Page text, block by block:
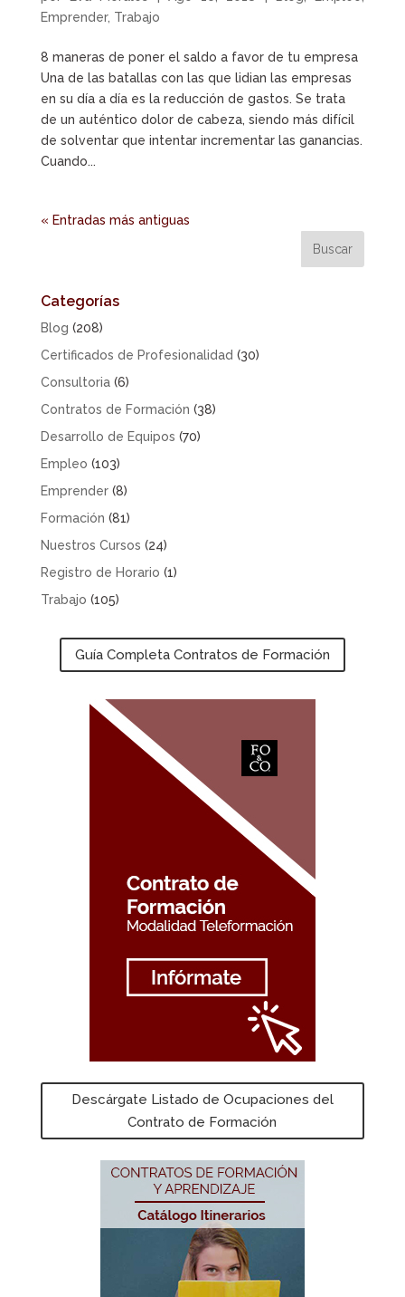
Emprender, Trabajo
8 maneras de poner el saldo a favor de tu empresa
Una de las batallas con las que lidian las empresas
en su día a día es la reducción de gastos. Se trata
de un auténtico dolor de cabeza, siendo más difícil
de solventar que intentar incrementar las ganancias.
Cuando...
« Entradas más antiguas
Categorías
Blog (208)
Certificados de Profesionalidad (30)
Consultoria(6)
Contratos de Formación (38)
Desarrollo de Equipos (70)
Empleo (103)
Emprender(8)
Formación (81)
Nuestros Cursos (24)
Registro de Horario (1)
Trabajo (105)
Guía Completa Contratos de Formación
Descárgate Listado de Ocupaciones del
Contrato de Formación